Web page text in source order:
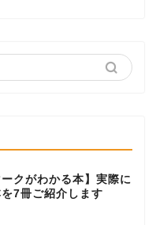
ークがわかる本】実際に
7冊ご紹介します